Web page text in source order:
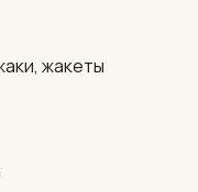
жакеты